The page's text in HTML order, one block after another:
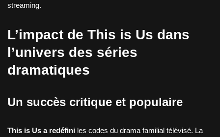
streaming.
L’impact de This is Us dans
l’univers des séries
dramatiques
Un succès critique et populaire
This is Us a redéfini les codes du drama familial télévisé. La